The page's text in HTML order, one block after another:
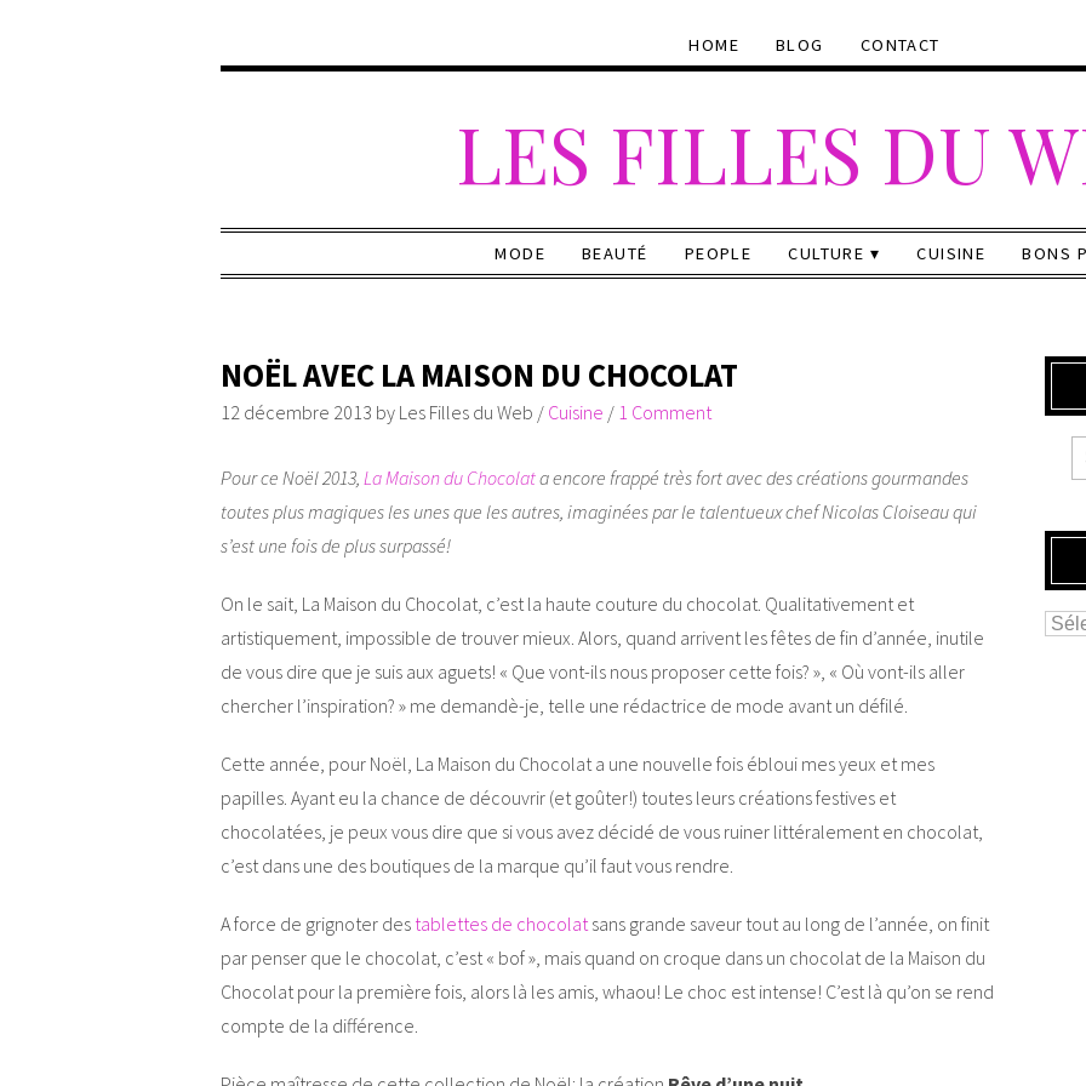
HOME BLOG CONTACT
LES FILLES DU
MODE BEAUTÉ PEOPLE CULTURE CUISINE BONS
NOËL AVEC LA MAISON DU CHOCOLAT
12 décembre 2013 by Les Filles du Web / Cuisine / 1 Comment
Pour ce Noël 2013, La Maison du Chocolata encore frappé très fort avec des créations gourmandes
toutes plus magiques les unes que les autres, imaginées par le talentueux chef Nicolas Cloiseau qui
s’est une fois de plus surpassé!
On le sait, La Maison du Chocolat, c’est la haute couture du chocolat. Qualitativement et
artistiquement, impossible de trouver mieux. Alors, quand arrivent les fêtes de fin d’année, inutile
de vous dire que je suis aux aguets! « Que vont-ils nous proposer cette fois? », « Où vont-ils aller
chercher l’inspiration? » me demandè-je, telle une rédactrice de mode avant un défilé.
Cette année, pour Noël, La Maison du Chocolat a une nouvelle fois ébloui mes yeux et mes
papilles. Ayant eu la chance de découvrir (et goûter!) toutes leurs créations festives et
chocolatées, je peux vous dire que si vous avez décidé de vous ruiner littéralement en chocolat,
c’est dans une des boutiques de la marque qu’il faut vous rendre.
A force de grignoter des tablettes de chocolatsans grande saveur tout au long de l’année, on finit
par penser que le chocolat, c’est « bof », mais quand on croque dans un chocolat de la Maison du
Chocolat pour la première fois, alors là les amis, whaou! Le choc est intense! C’est là qu’on se rend
compte de la différence.